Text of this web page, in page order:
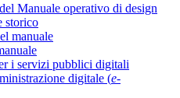
Manuale operativo di design
storico
manuale
i servizi pubblici digitali
digitale (e-